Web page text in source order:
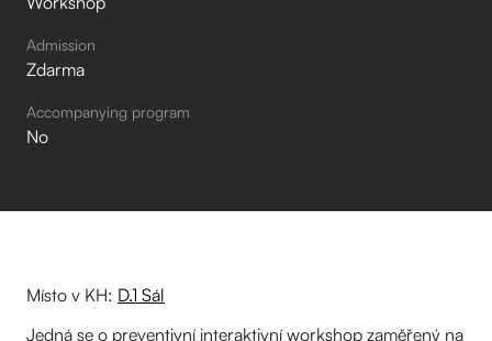
Admission
Zdarma
Accompanying program
No
Místo v KH: D.1 Sál
Jedná se o preventivní interaktivní workshop zaměřený na